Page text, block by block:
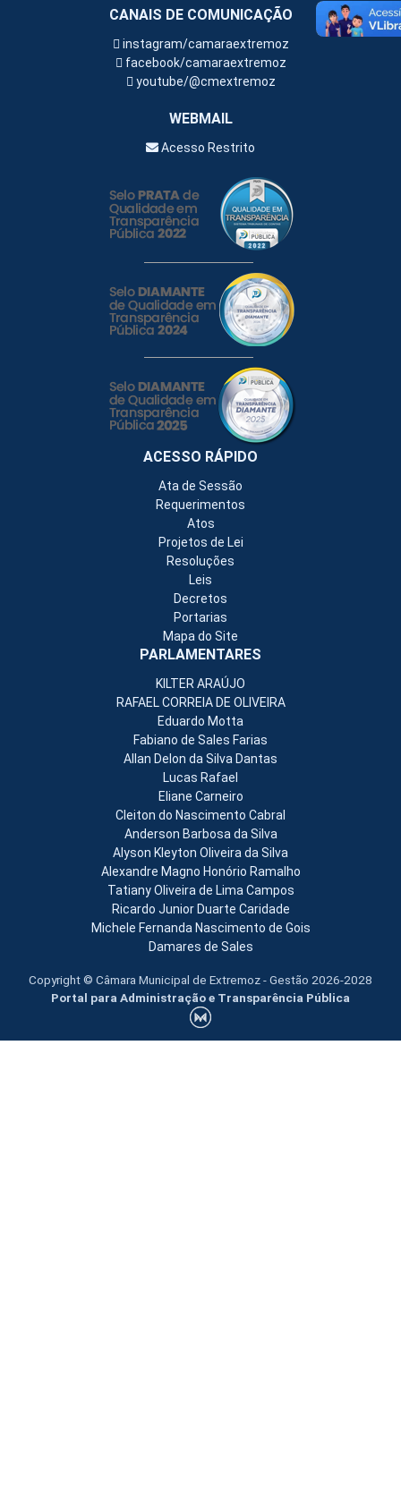
CANAIS DE COMUNICAÇÃO
instagram/camaraextremoz
facebook/camaraextremoz
youtube/@cmextremoz
WEBMAIL
Acesso Restrito
ACESSO RÁPIDO
Ata de Sessão
Requerimentos
Atos
Projetos de Lei
Resoluções
Leis
Decretos
Portarias
Mapa do Site
PARLAMENTARES
KILTER ARAÚJO
RAFAEL CORREIA DE OLIVEIRA
Eduardo Motta
Fabiano de Sales Farias
Allan Delon da Silva Dantas
Lucas Rafael
Eliane Carneiro
Cleiton do Nascimento Cabral
Anderson Barbosa da Silva
Alyson Kleyton Oliveira da Silva
Alexandre Magno Honório Ramalho
Tatiany Oliveira de Lima Campos
Ricardo Junior Duarte Caridade
Michele Fernanda Nascimento de Gois
Damares de Sales
Copyright © Câmara Municipal de Extremoz - Gestão 2026-2028
Portal para Administração e Transparência Pública